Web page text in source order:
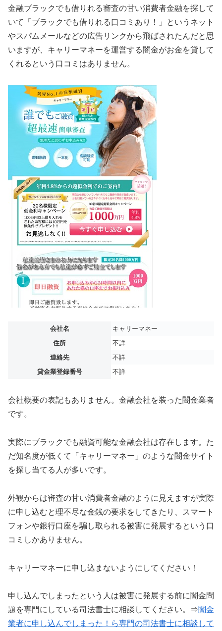
金融ブラックでも借りれる審査の甘い消費者金融を探して
いて「ブラックでも借りれる口コミあり！」というネット
やスパムメールなどの広告リンクから飛ばされたんだと思
いますが、キャリーマネーを運営する闇金がお金を貸して
くれるという口コミはありません。
会社名
キャリーマネー
住所
不詳
連絡先
不詳
貸金業登録番号
不詳
会社概要の表記もありません。金融会社を装った闇金業者
です。
実際にブラックでも融資可能な金融会社は存在します。た
だ知名度が低くて「キャリーマネー」のような闇金サイト
を探し当てる人が多いです。
外観からは審査の甘い消費者金融のように見えますが実際
に申し込むと理不尽な金銭の要求をしてきたり、スマート
フォンや銀行口座を騙し取られる被害に発展するという口
コミしかありません。
キャリーマネーに申し込まないようにしてください！
申し込んでしまったという人は被害に発展する前に闇金問
題を専門にしている司法書士に相談してください。⇒闇金
業者に申し込んでしまった！ら専門の司法書士に相談して